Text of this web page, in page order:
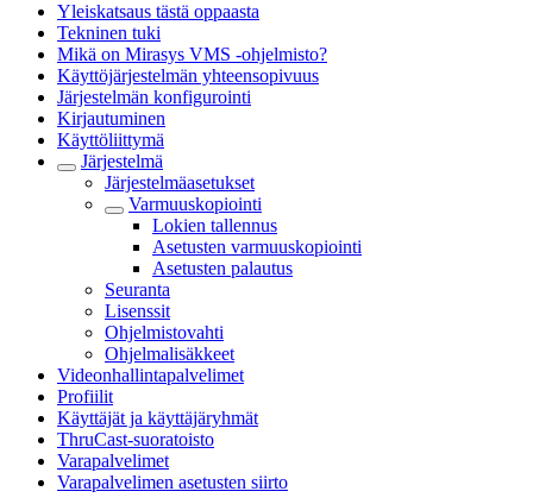
Yleiskatsaus tästä oppaasta
Tekninen tuki
Mikä on Mirasys VMS -ohjelmisto?
Käyttöjärjestelmän yhteensopivuus
Järjestelmän konfigurointi
Kirjautuminen
Käyttöliittymä
Järjestelmä
Järjestelmäasetukset
Varmuuskopiointi
Lokien tallennus
Asetusten varmuuskopiointi
Asetusten palautus
Seuranta
Lisenssit
Ohjelmistovahti
Ohjelmalisäkkeet
Videonhallintapalvelimet
Profiilit
Käyttäjät ja käyttäjäryhmät
ThruCast-suoratoisto
Varapalvelimet
Varapalvelimen asetusten siirto